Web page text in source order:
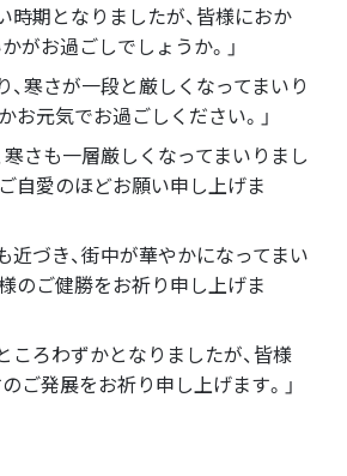
時期となりましたが、皆様におか
がお過ごしでしょうか。」
、寒さが一段と厳しくなってまいり
お元気でお過ごしください。」
寒さも一層厳しくなってまいりまし
自愛のほどお願い申し上げま
近づき、街中が華やかになってまい
のご健勝をお祈り申し上げま
ころわずかとなりましたが、皆様
ご発展をお祈り申し上げます。」